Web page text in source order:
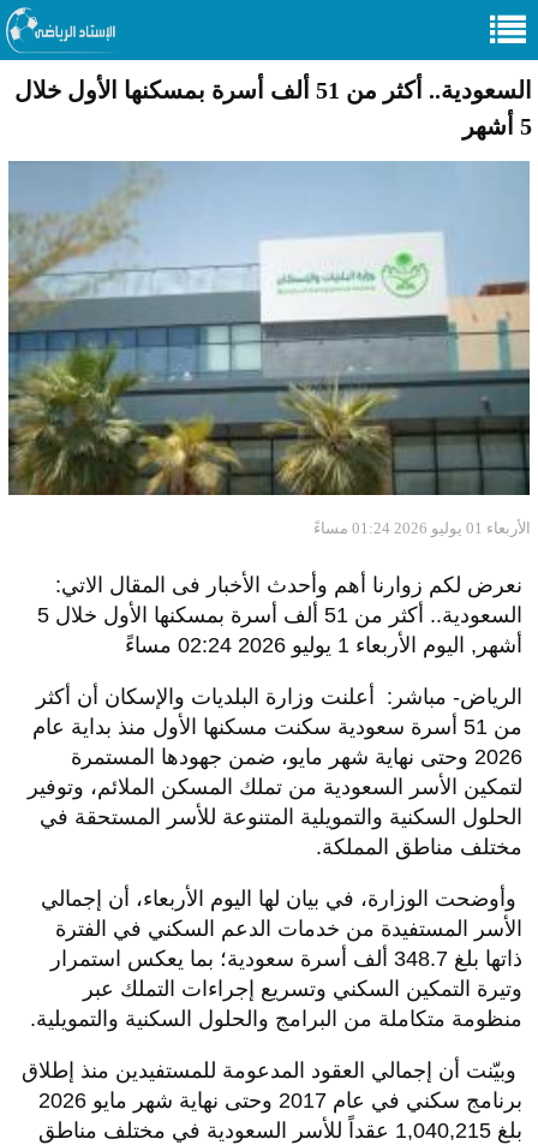
السعودية.. أكثر من 51 ألف أسرة بمسكنها الأول خلال
5 أشهر
الأربعاء 01 يوليو 2026 01:24 مساءً
نعرض لكم زوارنا أهم وأحدث الأخبار فى المقال الاتي:
السعودية.. أكثر من 51 ألف أسرة بمسكنها الأول خلال 5
أشهر, اليوم الأربعاء 1 يوليو 2026 02:24 مساءً
الرياض- مباشر: أعلنت وزارة البلديات والإسكان أن أكثر
من 51 أسرة سعودية سكنت مسكنها الأول منذ بداية عام
2026 وحتى نهاية شهر مايو، ضمن جهودها المستمرة
لتمكين الأسر السعودية من تملك المسكن الملائم، وتوفير
الحلول السكنية والتمويلية المتنوعة للأسر المستحقة في
مختلف مناطق المملكة.
وأوضحت الوزارة، في بيان لها اليوم الأربعاء، أن إجمالي
الأسر المستفيدة من خدمات الدعم السكني في الفترة
ذاتها بلغ 348.7 ألف أسرة سعودية؛ بما يعكس استمرار
وتيرة التمكين السكني وتسريع إجراءات التملك عبر
منظومة متكاملة من البرامج والحلول السكنية والتمويلية.
وبيّنت أن إجمالي العقود المدعومة للمستفيدين منذ إطلاق
برنامج سكني في عام 2017 وحتى نهاية شهر مايو 2026
بلغ 1,040,215 عقداً للأسر السعودية في مختلف مناطق